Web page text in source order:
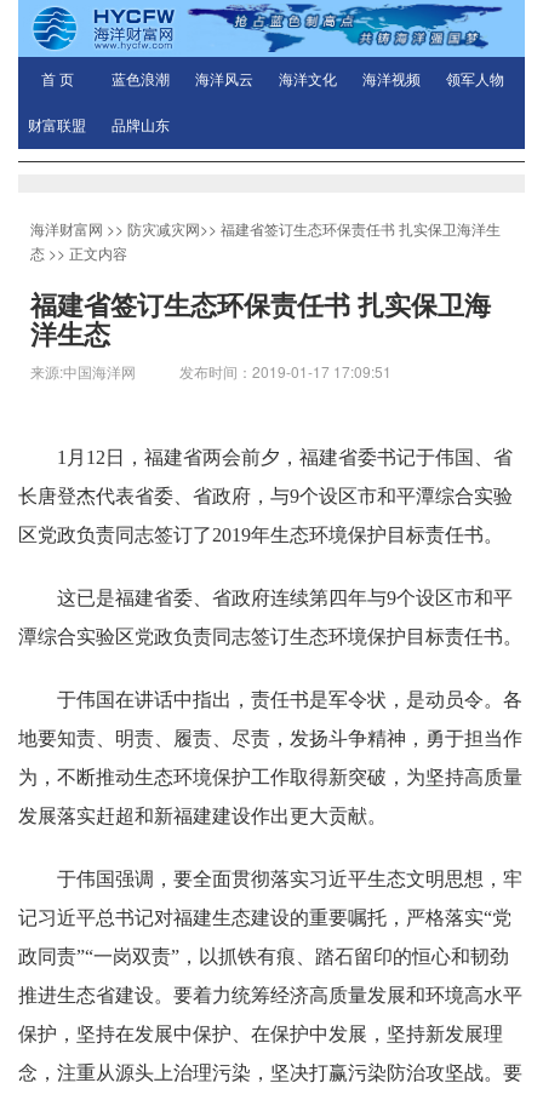
首 页 蓝色浪潮 海洋风云 海洋文化 海洋视频 领军人物
财富联盟 品牌山东
海洋财富网 >> 防灾减灾网>> 福建省签订生态环保责任书 扎实保卫海洋生
态 >> 正文内容
福建省签订生态环保责任书 扎实保卫海
洋生态
来源:中国海洋网 发布时间：2019-01-17 17:09:51
1月12日，福建省两会前夕，福建省委书记于伟国、省
长唐登杰代表省委、省政府，与9个设区市和平潭综合实验
区党政负责同志签订了2019年生态环境保护目标责任书。
这已是福建省委、省政府连续第四年与9个设区市和平
潭综合实验区党政负责同志签订生态环境保护目标责任书。
于伟国在讲话中指出，责任书是军令状，是动员令。各
地要知责、明责、履责、尽责，发扬斗争精神，勇于担当作
为，不断推动生态环境保护工作取得新突破，为坚持高质量
发展落实赶超和新福建建设作出更大贡献。
于伟国强调，要全面贯彻落实习近平生态文明思想，牢
记习近平总书记对福建生态建设的重要嘱托，严格落实“党
政同责”“一岗双责”，以抓铁有痕、踏石留印的恒心和韧劲
推进生态省建设。要着力统筹经济高质量发展和环境高水平
保护，坚持在发展中保护、在保护中发展，坚持新发展理
念，注重从源头上治理污染，坚决打赢污染防治攻坚战。要